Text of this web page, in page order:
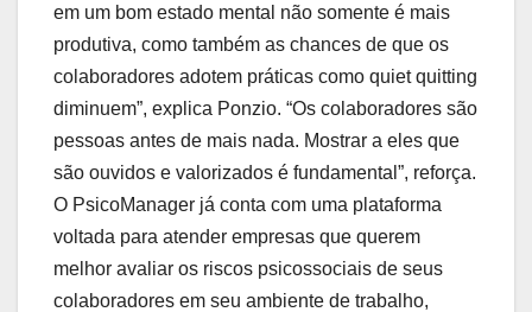
em um bom estado mental não somente é mais
produtiva, como também as chances de que os
colaboradores adotem práticas como quiet quitting
diminuem”, explica Ponzio. “Os colaboradores são
pessoas antes de mais nada. Mostrar a eles que
são ouvidos e valorizados é fundamental”, reforça.
O PsicoManager já conta com uma plataforma
voltada para atender empresas que querem
melhor avaliar os riscos psicossociais de seus
colaboradores em seu ambiente de trabalho,